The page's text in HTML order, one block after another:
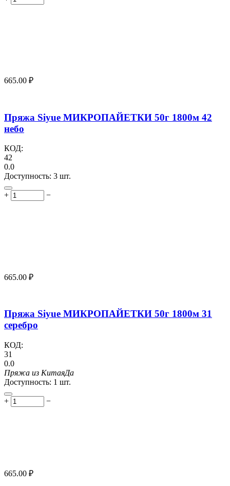
665.00 ₽
Пряжа Siyue МИКРОПАЙЕТКИ 50г 1800м 42
небо
КОД:
42
0.0
Доступность: 3 шт.
+ −
665.00 ₽
Пряжа Siyue МИКРОПАЙЕТКИ 50г 1800м 31
серебро
КОД:
31
0.0
Пряжа из КитаяДа
Доступность: 1 шт.
+ −
665.00 ₽